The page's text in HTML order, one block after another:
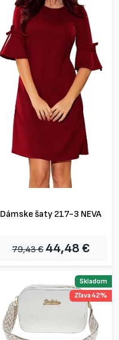
Dámske šaty 217-3 NEVA
79,43 €44,48 €
Skladom
Zľava 42%